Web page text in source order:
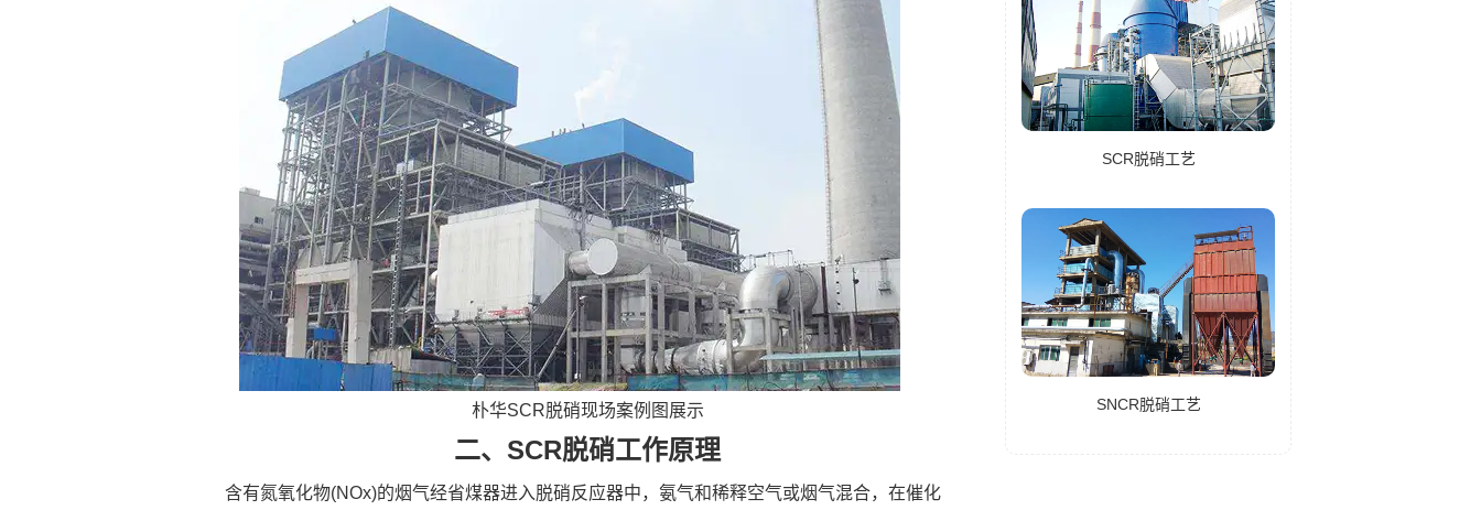
朴华SCR脱硝现场案例图展示
二、SCR脱硝工作原理
含有氮氧化物(NOx)的烟气经省煤器进入脱硝反应器中，氨气和稀释空气或烟气混合，在催化
SCR脱硝工艺
SNCR脱硝工艺